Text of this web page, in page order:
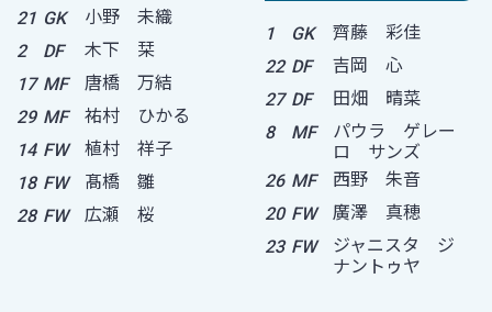
21 GK 小野 未織
2 DF 木下 栞
17 MF 唐橋 万結
29 MF 祐村 ひかる
14 FW 植村 祥子
18 FW 髙橋 雛
28 FW 広瀬 桜
1 GK 齊藤 彩佳
22 DF 吉岡 心
27 DF 田畑 晴菜
8 MF パウラ ゲレー
ロ サンズ
26 MF 西野 朱音
20 FW 廣澤 真穂
23 FW ジャニスタ ジ
ナントゥヤ